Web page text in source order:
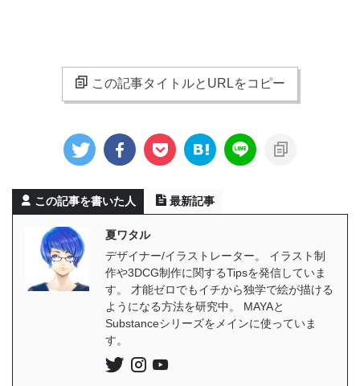
この記事タイトルとURLをコピー
この記事を書いた人 最新記事
夏ワタル
デザイナー/イラストレーター。 イラスト制
作や3DCG制作に関するTipsを発信していま
す。 才能ゼロでもイチから独学で絵が描ける
ようになる方法を研究中。 MAYAと
Substanceシリーズをメインに使っていま
す。